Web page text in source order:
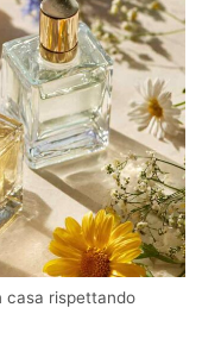
casa rispettando